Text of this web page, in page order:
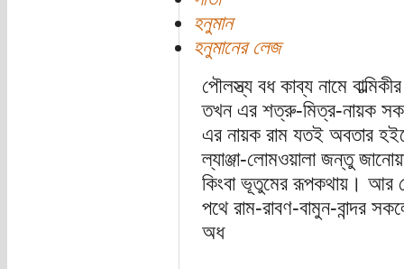
হনুমান
হনুমানের লেজ
পৌলস্ত্য বধ কাব্য নামে
তখন এর শত্রু-মিত্র-নায়ক
এর নায়ক রাম যতই অবতার
ল্যাঞ্জা-লোমওয়ালা জন্তু
কিংবা ভূতুমের রূপকথায়। আর
পথে রাম-রাবণ-বামুন-বান্দর
অধ